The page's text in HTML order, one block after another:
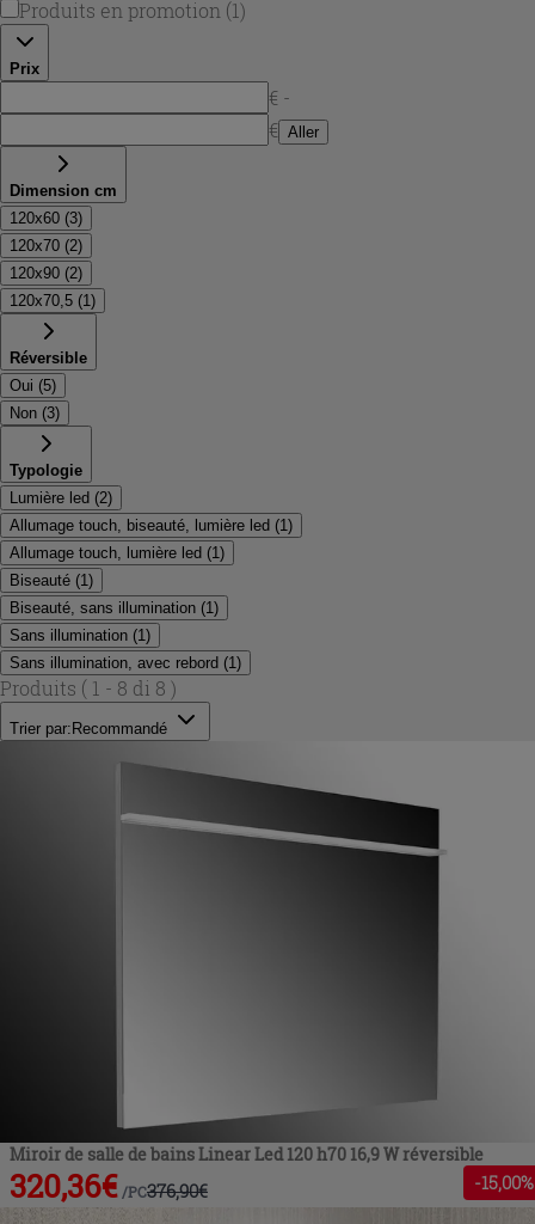
Produits en promotion (1)
Prix
€ -
€ Aller
Dimension cm
120x60 (3)
120x70 (2)
120x90 (2)
120x70,5 (1 )
Réversible
Oui (5)
Non (3)
Typologie
Lumière led (2)
Allumage touch, biseauté, lumière led (1 )
Allumage touch, lumière led (1 )
Biseauté (1 )
Biseauté, sans illumination (1 )
Sans illumination (1 )
Sans illumination, avec rebord (1 )
Produits ( 1 - 8 di 8 )
Trier par: Recommandé
Miroir de salle de bains Linear Led 120 h70 16,9 W réversible
320,36€ /PC376,90€ -15,00%